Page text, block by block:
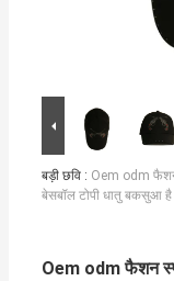
बड़ी छवि : Oem odm फैशन
बेसबॉल टोपी धातु बकसुआ है
Oem odm फैशन